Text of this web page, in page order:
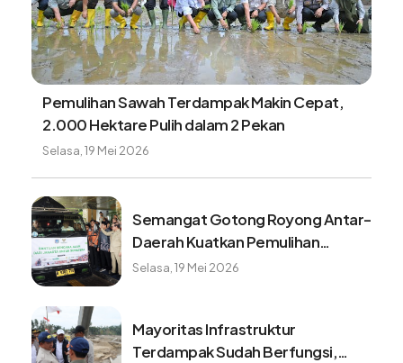
Pemulihan Sawah Terdampak Makin Cepat,
2.000 Hektare Pulih dalam 2 Pekan
Selasa, 19 Mei 2026
Semangat Gotong Royong Antar-
Daerah Kuatkan Pemulihan
Pascabencana Sumatera
Selasa, 19 Mei 2026
Mayoritas Infrastruktur
Terdampak Sudah Berfungsi,